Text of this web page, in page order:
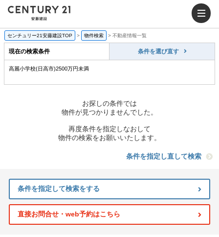
センチュリー21安藤建設TOP > 物件検索 > 不動産情報一覧
現在の検索条件 条件を選び直す
高麗小学校(日高市)2500万円未満
お探しの条件では
物件が見つかりませんでした。
再度条件を指定しなおして
物件の検索をお願いいたします。
条件を指定し直して検索
条件を指定して検索をする
直接お問合せ・web予約はこちら